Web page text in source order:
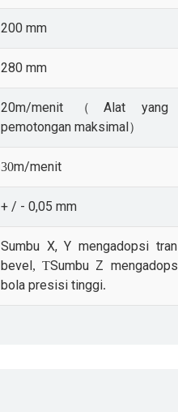
200 mm
280 mm
20m/menit（Alat yang
pemotongan maksimal）
30m/menit
+ / - 0,05 mm
Sumbu X, Y mengadopsi
bevel, TSumbu Z
bola presisi tinggi.